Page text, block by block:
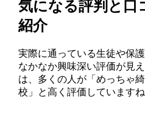
気になる評判と口
紹介
実際に通っている生徒や保
なかなか興味深い評価が見
は、多くの人が「めっちゃ
校」と高く評価していますね